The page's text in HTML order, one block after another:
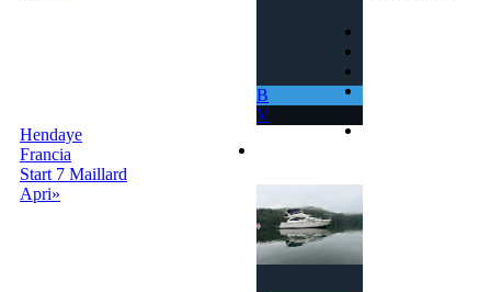
B
V
Hendaye
Francia
Start 7 Maillard
Apri»